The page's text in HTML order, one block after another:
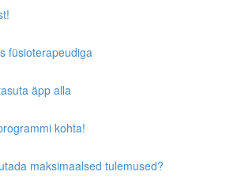
füsioterapeudiga
äpp alla
kohta!
maksimaalsed tulemused?